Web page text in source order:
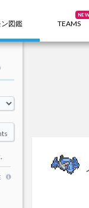
図鑑 TEAMS
NEW